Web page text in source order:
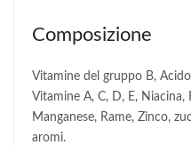
Composizione
Vitamine del gruppo B,
Vitamine A, C, D, E,
Manganese, Rame, Zinco,
aromi.